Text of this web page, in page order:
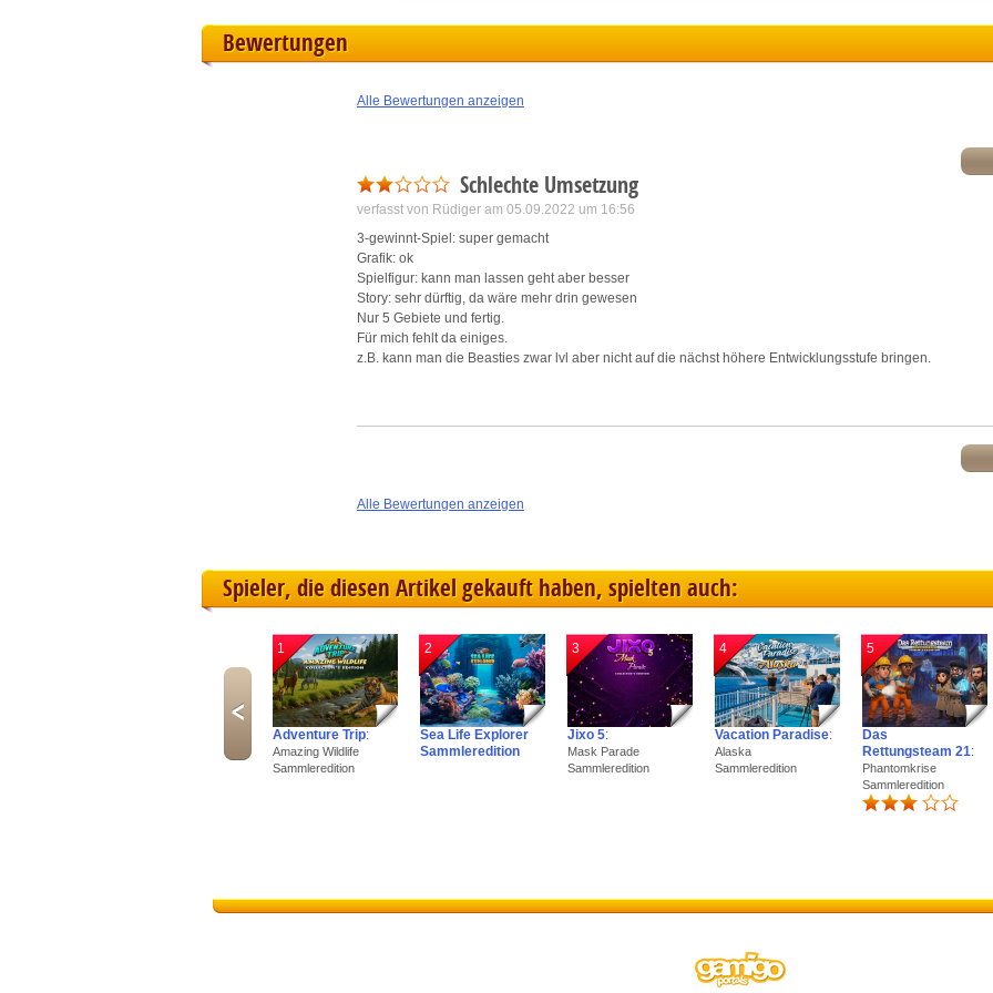
Bewertungen
Alle Bewertungen anzeigen
Schlechte Umsetzung
verfasst von Rüdiger am 05.09.2022 um 16:56
3-gewinnt-Spiel: super gemacht
Grafik: ok
Spielfigur: kann man lassen geht aber besser
Story: sehr dürftig, da wäre mehr drin gewesen
Nur 5 Gebiete und fertig.
Für mich fehlt da einiges.
z.B. kann man die Beasties zwar lvl aber nicht auf die nächst höhere Entwicklungsstufe bringen.
Alle Bewertungen anzeigen
Spieler, die diesen Artikel gekauft haben, spielten auch:
1
Adventure Trip:
Amazing Wildlife
Sammleredition
2
Sea Life Explorer
Sammleredition
3
Jixo 5:
Mask Parade
Sammleredition
4
Vacation Paradise:
Alaska
Sammleredition
5
Das
Rettungsteam 21:
Phantomkrise
Sammleredition
Show Purposes